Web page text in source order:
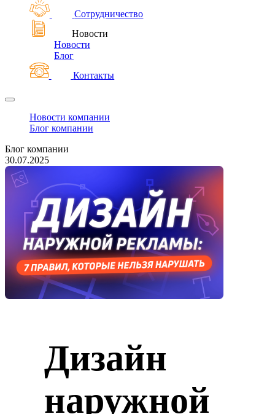
Сотрудничество
Новости
Новости
Блог
Контакты
Новости компании
Блог компании
Блог компании
30.07.2025
Дизайн
наружной